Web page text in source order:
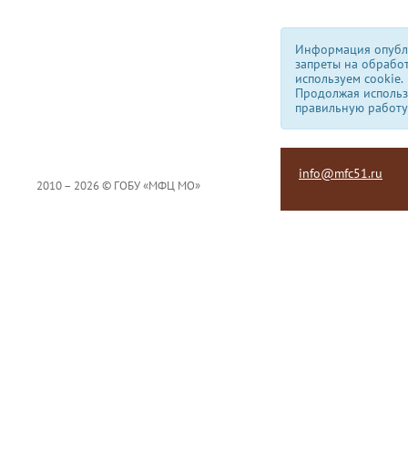
Информация
запреты на
используем сookie.
Продолжая
правильную
2010 – 2026 © ГОБУ «МФЦ МО»
info@mfc51.ru